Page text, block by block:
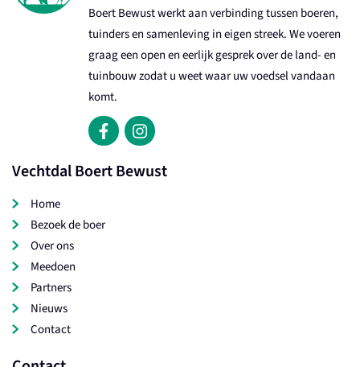
Boert Bewust werkt aan verbinding tussen boeren,
tuinders en samenleving in eigen streek. We voeren
graag een open en eerlijk gesprek over de land- en
tuinbouw zodat u weet waar uw voedsel vandaan
komt.
Vechtdal Boert Bewust
Home
Bezoek de boer
Over ons
Meedoen
Partners
Nieuws
Contact